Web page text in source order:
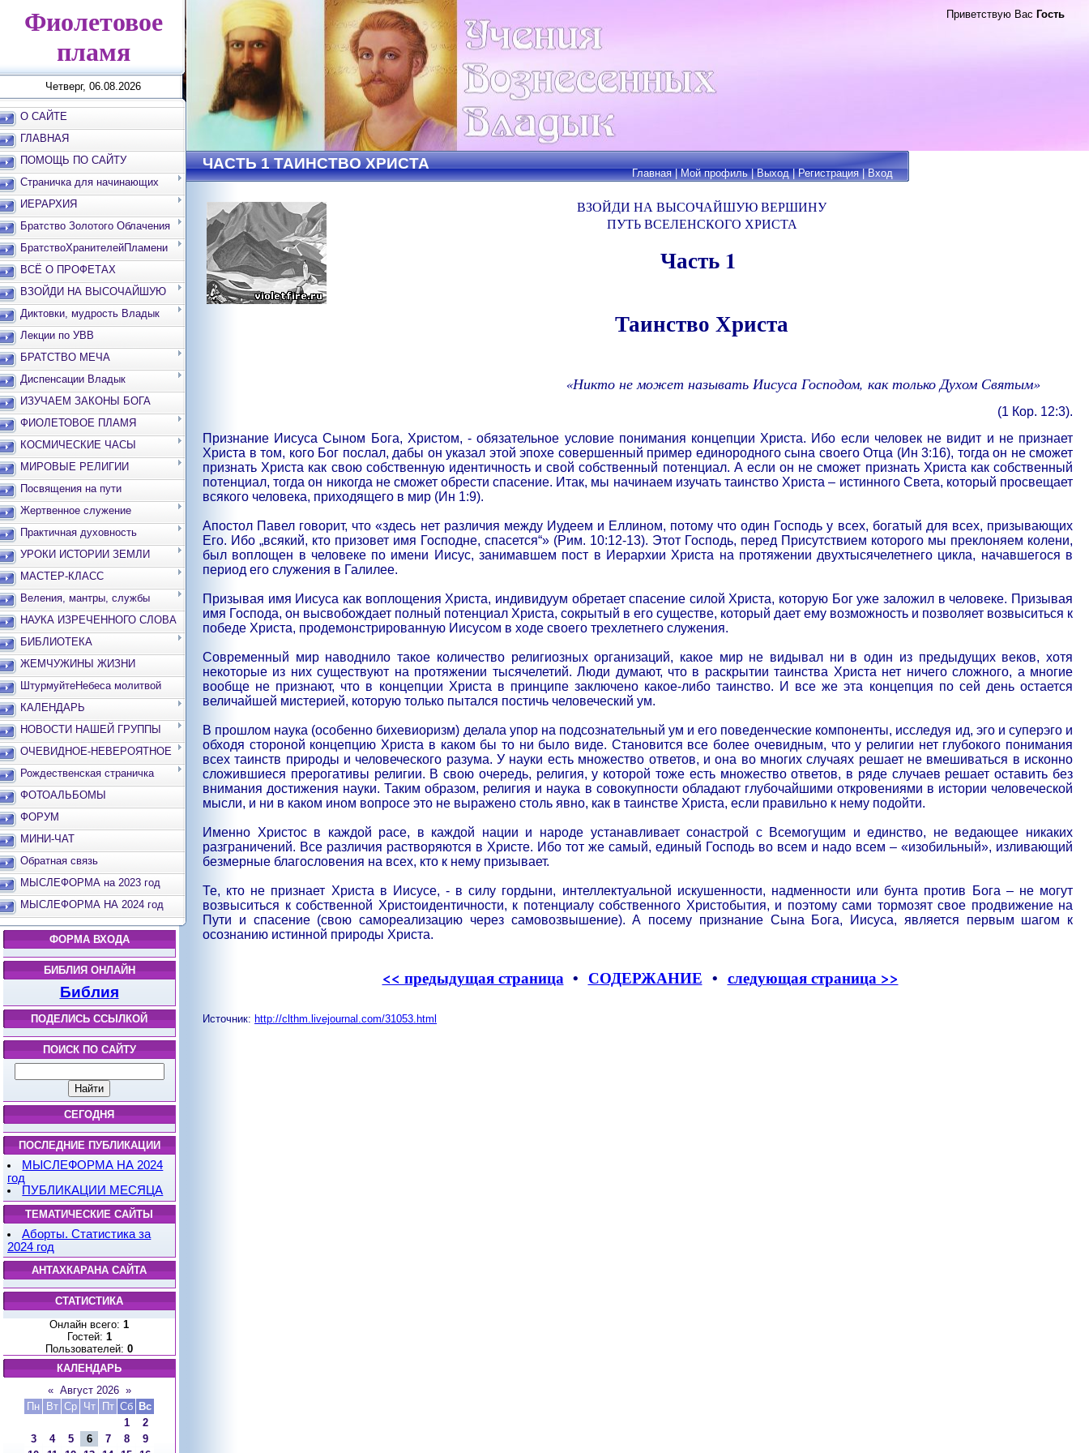
Фиолетовое
пламя
Четверг, 06.08.2026
О САЙТЕ
ГЛАВНАЯ
ПОМОЩЬ ПО САЙТУ
Страничка для начинающих
ИЕРАРХИЯ
Братство Золотого Облачения
БратствоХранителейПламени
ВСЁ О ПРОФЕТАХ
ВЗОЙДИ НА ВЫСОЧАЙШУЮ
ВЕРШИНУ
Диктовки, мудрость Владык
Лекции по УВВ
БРАТСТВО МЕЧА
Диспенсации Владык
ИЗУЧАЕМ ЗАКОНЫ БОГА
ФИОЛЕТОВОЕ ПЛАМЯ
КОСМИЧЕСКИЕ ЧАСЫ
МИРОВЫЕ РЕЛИГИИ
Посвящения на пути
Жертвенное служение
Практичная духовность
УРОКИ ИСТОРИИ ЗЕМЛИ
МАСТЕР-КЛАСС
Веления, мантры, службы
НАУКА ИЗРЕЧЕННОГО СЛОВА
БИБЛИОТЕКА
ЖЕМЧУЖИНЫ ЖИЗНИ
ШтурмуйтеНебеса молитвой
КАЛЕНДАРЬ
НОВОСТИ НАШЕЙ ГРУППЫ
ОЧЕВИДНОЕ-НЕВЕРОЯТНОЕ
Рождественская страничка
ФОТОАЛЬБОМЫ
ФОРУМ
МИНИ-ЧАТ
Обратная связь
МЫСЛЕФОРМА на 2023 год
МЫСЛЕФОРМА НА 2024 год
ФОРМА ВХОДА
БИБЛИЯ ОНЛАЙН
Библия
ПОДЕЛИСЬ ССЫЛКОЙ
ПОИСК ПО САЙТУ
СЕГОДНЯ
ПОСЛЕДНИЕ ПУБЛИКАЦИИ
МЫСЛЕФОРМА НА 2024
год
ПУБЛИКАЦИИ МЕСЯЦА
ТЕМАТИЧЕСКИЕ САЙТЫ
Аборты. Статистика за
2024 год
АНТАХКАРАНА САЙТА
СТАТИСТИКА
Онлайн всего: 1
Гостей: 1
Пользователей: 0
КАЛЕНДАРЬ
« Август 2026 »
Пн
Вт Ср Чт Пт Сб Вс
1
2
3
4 5 6 7 8
9
Приветствую Вас Гость
ЧАСТЬ 1 ТАИНСТВО ХРИСТА
Главная|Мой профиль|Выход|Регистрация|Вход
ВЗОЙДИ НА ВЫСОЧАЙШУЮ ВЕРШИНУ
ПУТЬ ВСЕЛЕНСКОГО ХРИСТА
Часть 1
Таинство Христа
«Никто не может называть Иисуса Господом, как только Духом Святым»
(1 Кор. 12:3).
Признание Иисуса Сыном Бога, Христом, - обязательное условие понимания концепции Христа. Ибо если человек не видит и не признает
Христа в том, кого Бог послал, дабы он указал этой эпохе совершенный пример единородного сына своего Отца (Ин 3:16), тогда он не сможет
признать Христа как свою собственную идентичность и свой собственный потенциал. А если он не сможет признать Христа как собственный
потенциал, тогда он никогда не сможет обрести спасение. Итак, мы начинаем изучать таинство Христа – истинного Света, который просвещает
всякого человека, приходящего в мир (Ин 1:9).
Апостол Павел говорит, что «здесь нет различия между Иудеем и Еллином, потому что один Господь у всех, богатый для всех, призывающих
Его. Ибо „всякий, кто призовет имя Господне, спасется“» (Рим. 10:12-13). Этот Господь, перед Присутствием которого мы преклоняем колени,
был воплощен в человеке по имени Иисус, занимавшем пост в Иерархии Христа на протяжении двухтысячелетнего цикла, начавшегося в
период его служения в Галилее.
Призывая имя Иисуса как воплощения Христа, индивидуум обретает спасение силой Христа, которую Бог уже заложил в человеке. Призывая
имя Господа, он высвобождает полный потенциал Христа, сокрытый в его существе, который дает ему возможность и позволяет возвыситься к
победе Христа, продемонстрированную Иисусом в ходе своего трехлетнего служения.
Современный мир наводнило такое количество религиозных организаций, какое мир не видывал ни в один из предыдущих веков, хотя
некоторые из них существуют на протяжении тысячелетий. Люди думают, что в раскрытии таинства Христа нет ничего сложного, а многие
вообще не признают, что в концепции Христа в принципе заключено какое-либо таинство. И все же эта концепция по сей день остается
величайшей мистерией, которую только пытался постичь человеческий ум.
В прошлом наука (особенно бихевиоризм) делала упор на подсознательный ум и его поведенческие компоненты, исследуя ид, эго и суперэго и
обходя стороной концепцию Христа в каком бы то ни было виде. Становится все более очевидным, что у религии нет глубокого понимания
всех таинств природы и человеческого разума. У науки есть множество ответов, и она во многих случаях решает не вмешиваться в исконно
сложившиеся прерогативы религии. В свою очередь, религия, у которой тоже есть множество ответов, в ряде случаев решает оставить без
внимания достижения науки. Таким образом, религия и наука в совокупности обладают глубочайшими откровениями в истории человеческой
мысли, и ни в каком ином вопросе это не выражено столь явно, как в таинстве Христа, если правильно к нему подойти.
Именно Христос в каждой расе, в каждой нации и народе устанавливает сонастрой с Всемогущим и единство, не ведающее никаких
разграничений. Все различия растворяются в Христе. Ибо тот же самый, единый Господь во всем и надо всем – «изобильный», изливающий
безмерные благословения на всех, кто к нему призывает.
Те, кто не признает Христа в Иисусе, - в силу гордыни, интеллектуальной искушенности, надменности или бунта против Бога – не могут
возвыситься к собственной Христоидентичности, к потенциалу собственного Христобытия, и поэтому сами тормозят свое продвижение на
Пути и спасение (свою самореализацию через самовозвышение). А посему признание Сына Бога, Иисуса, является первым шагом к
осознанию истинной природы Христа.
<< предыдущая страница• СОДЕРЖАНИЕ • следующая страница >>
Источник: http://clthm.livejournal.com/31053.html